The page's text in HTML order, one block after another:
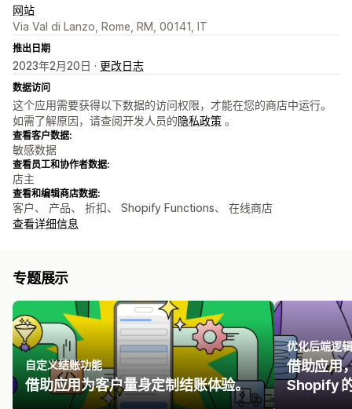
网站
Via Val di Lanzo, Rome, RM, 00141, IT
推出日期
2023年2月20日 · 更改日志
数据访问
这个应用需要获得以下数据的访问权限，才能在您的商店中运行。
如需了解原因，请查阅开发人员的隐私政策 。
查看客户数据:
敏感数据
查看员工和协作者数据:
店主
查看和编辑商店数据:
客户、 产品、 折扣、 Shopify Functions、 在线商店
查看详细信息
专题展示
自定义结账功能
借助应用为客户量身定制结账体验。
优化后端逻辑
借助应用
Shopify